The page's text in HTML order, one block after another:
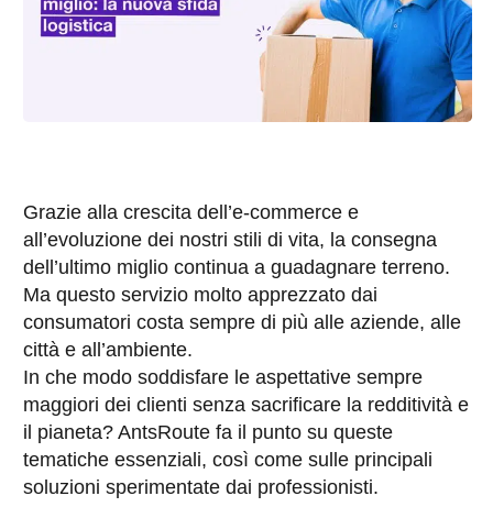
Grazie alla crescita dell’e-commerce e
all’evoluzione dei nostri stili di vita, la consegna
dell’ultimo miglio continua a guadagnare terreno.
Ma questo servizio molto apprezzato dai
consumatori costa sempre di più alle aziende, alle
città e all’ambiente.
In che modo soddisfare le aspettative sempre
maggiori dei clienti senza sacrificare la redditività e
il pianeta? AntsRoute fa il punto su queste
tematiche essenziali, così come sulle principali
soluzioni sperimentate dai professionisti.